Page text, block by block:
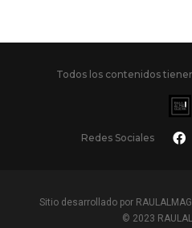
Todos los contenidos
Redes Sociales
Sitio desarrollado por
© 2023